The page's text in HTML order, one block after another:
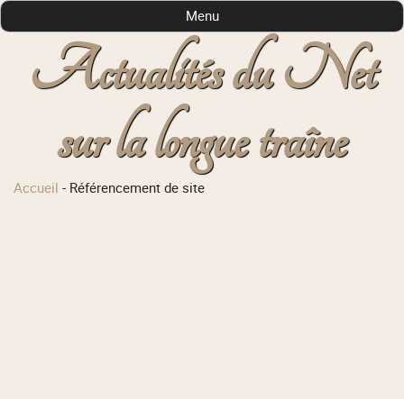
Actualités du Net
sur la longue traîne
Menu
Accueil - Référencement de site